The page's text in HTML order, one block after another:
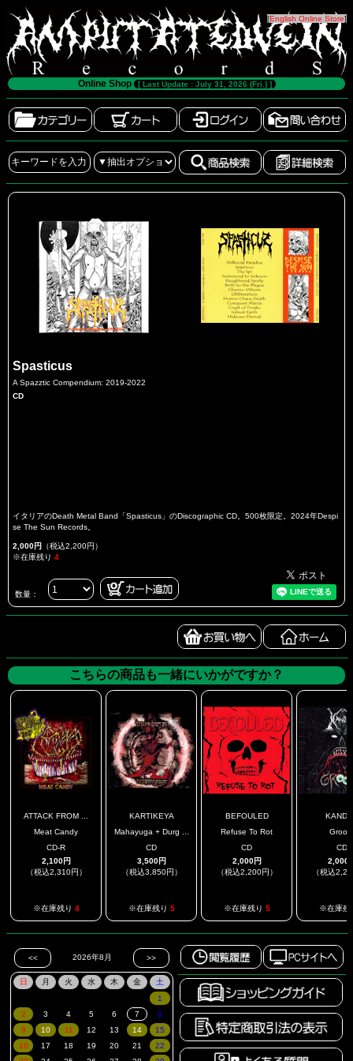
[English Online Store]
Online Shop [ Last Update : July 31, 2026 (Fri.) ]
Spasticus
A Spazztic Compendium: 2019-2022
CD
イタリアのDeath Metal Band「Spasticus」のDiscographic CD。500枚限定。2024年Despi
se The Sun Records。
2,000円 （税込2,200円）
※在庫残り 4
数量：
こちらの商品も一緒にいかがですか？
ATTACK FROM ...
Meat Candy
CD-R
2,100円
（税込2,310円）
※在庫残り 4
KARTIKEYA
Mahayuga + Durg ...
CD
3,500円
（税込3,850円）
※在庫残り 5
BEFOULED
Refuse To Rot
CD
2,000円
（税込2,200円）
※在庫残り 5
CD
2,000
（税込
※在庫残